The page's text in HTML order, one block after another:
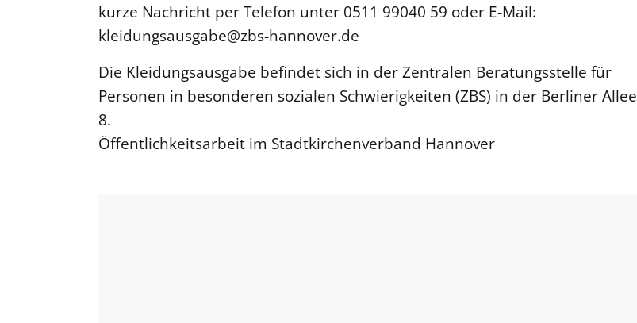
kurze Nachricht per Telefon unter 0511 99040 59 oder E-Mail:
kleidungsausgabe@zbs-hannover.de
Die Kleidungsausgabe befindet sich in der Zentralen Beratungsstelle für
Personen in besonderen sozialen Schwierigkeiten (ZBS) in der Berliner Allee
8.
Öffentlichkeitsarbeit im Stadtkirchenverband Hannover